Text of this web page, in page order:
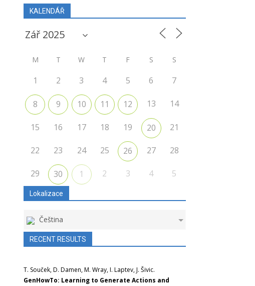
KALENDÁŘ
M T W T F S S
1 2 3 4 5 6 7
8 9 10 11 12 13 14
15 16 17 18 19 20 21
22 23 24 25 26 27 28
29 30 1 2 3 4 5
Lokalizace
Čeština
RECENT RESULTS
T. Souček, D. Damen, M. Wray, I. Laptev, J. Šivic.
GenHowTo: Learning to Generate Actions and